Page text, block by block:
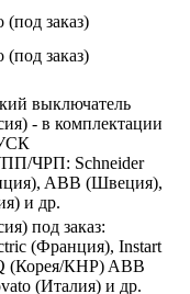
заказ)
заказ)
выключатель
- в комплектации
ЧРП: Schneider
ABB (Швеция),
и др.
под заказ:
(Франция), Instart
(Корея/КНР) ABB
(Италия) и др.